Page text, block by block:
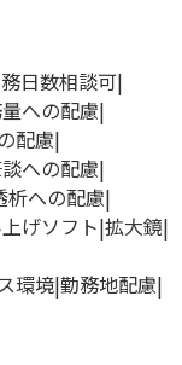
日数相談可
への配慮
配慮
への配慮
析への配慮
げソフト 拡大鏡
環境 勤務地配慮